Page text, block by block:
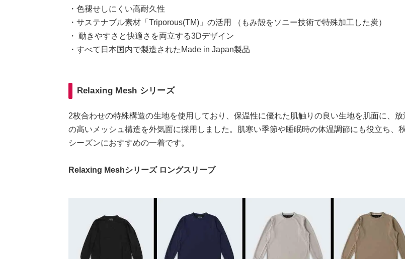
・色褪せしにくい高耐久性
・サステナブル素材「Triporous(TM)」の活用 （もみ殻をソニー技術で特殊加工した炭）
・ 動きやすさと快適さを両立する3Dデザイン
・すべて日本国内で製造されたMade in Japan製品
Relaxing Mesh シリーズ
2枚合わせの特殊構造の生地を使用しており、保温性に優れた肌触りの良い生地を肌面に、放
の高いメッシュ構造を外気面に採用しました。肌寒い季節や睡眠時の体温調節にも役立ち、
シーズンにおすすめの一着です。
Relaxing Meshシリーズ ロングスリーブ